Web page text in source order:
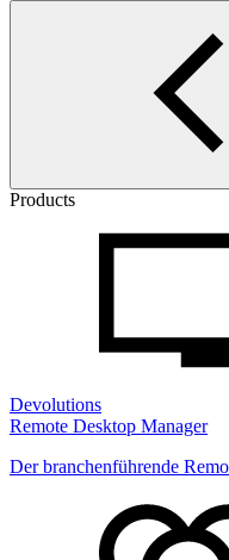
Products
Devolutions
Remote Desktop Manager
Der branchenführende